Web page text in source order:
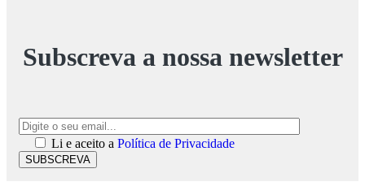
Subscreva a nossa newsletter
Li e aceito a Política de Privacidade
SUBSCREVA